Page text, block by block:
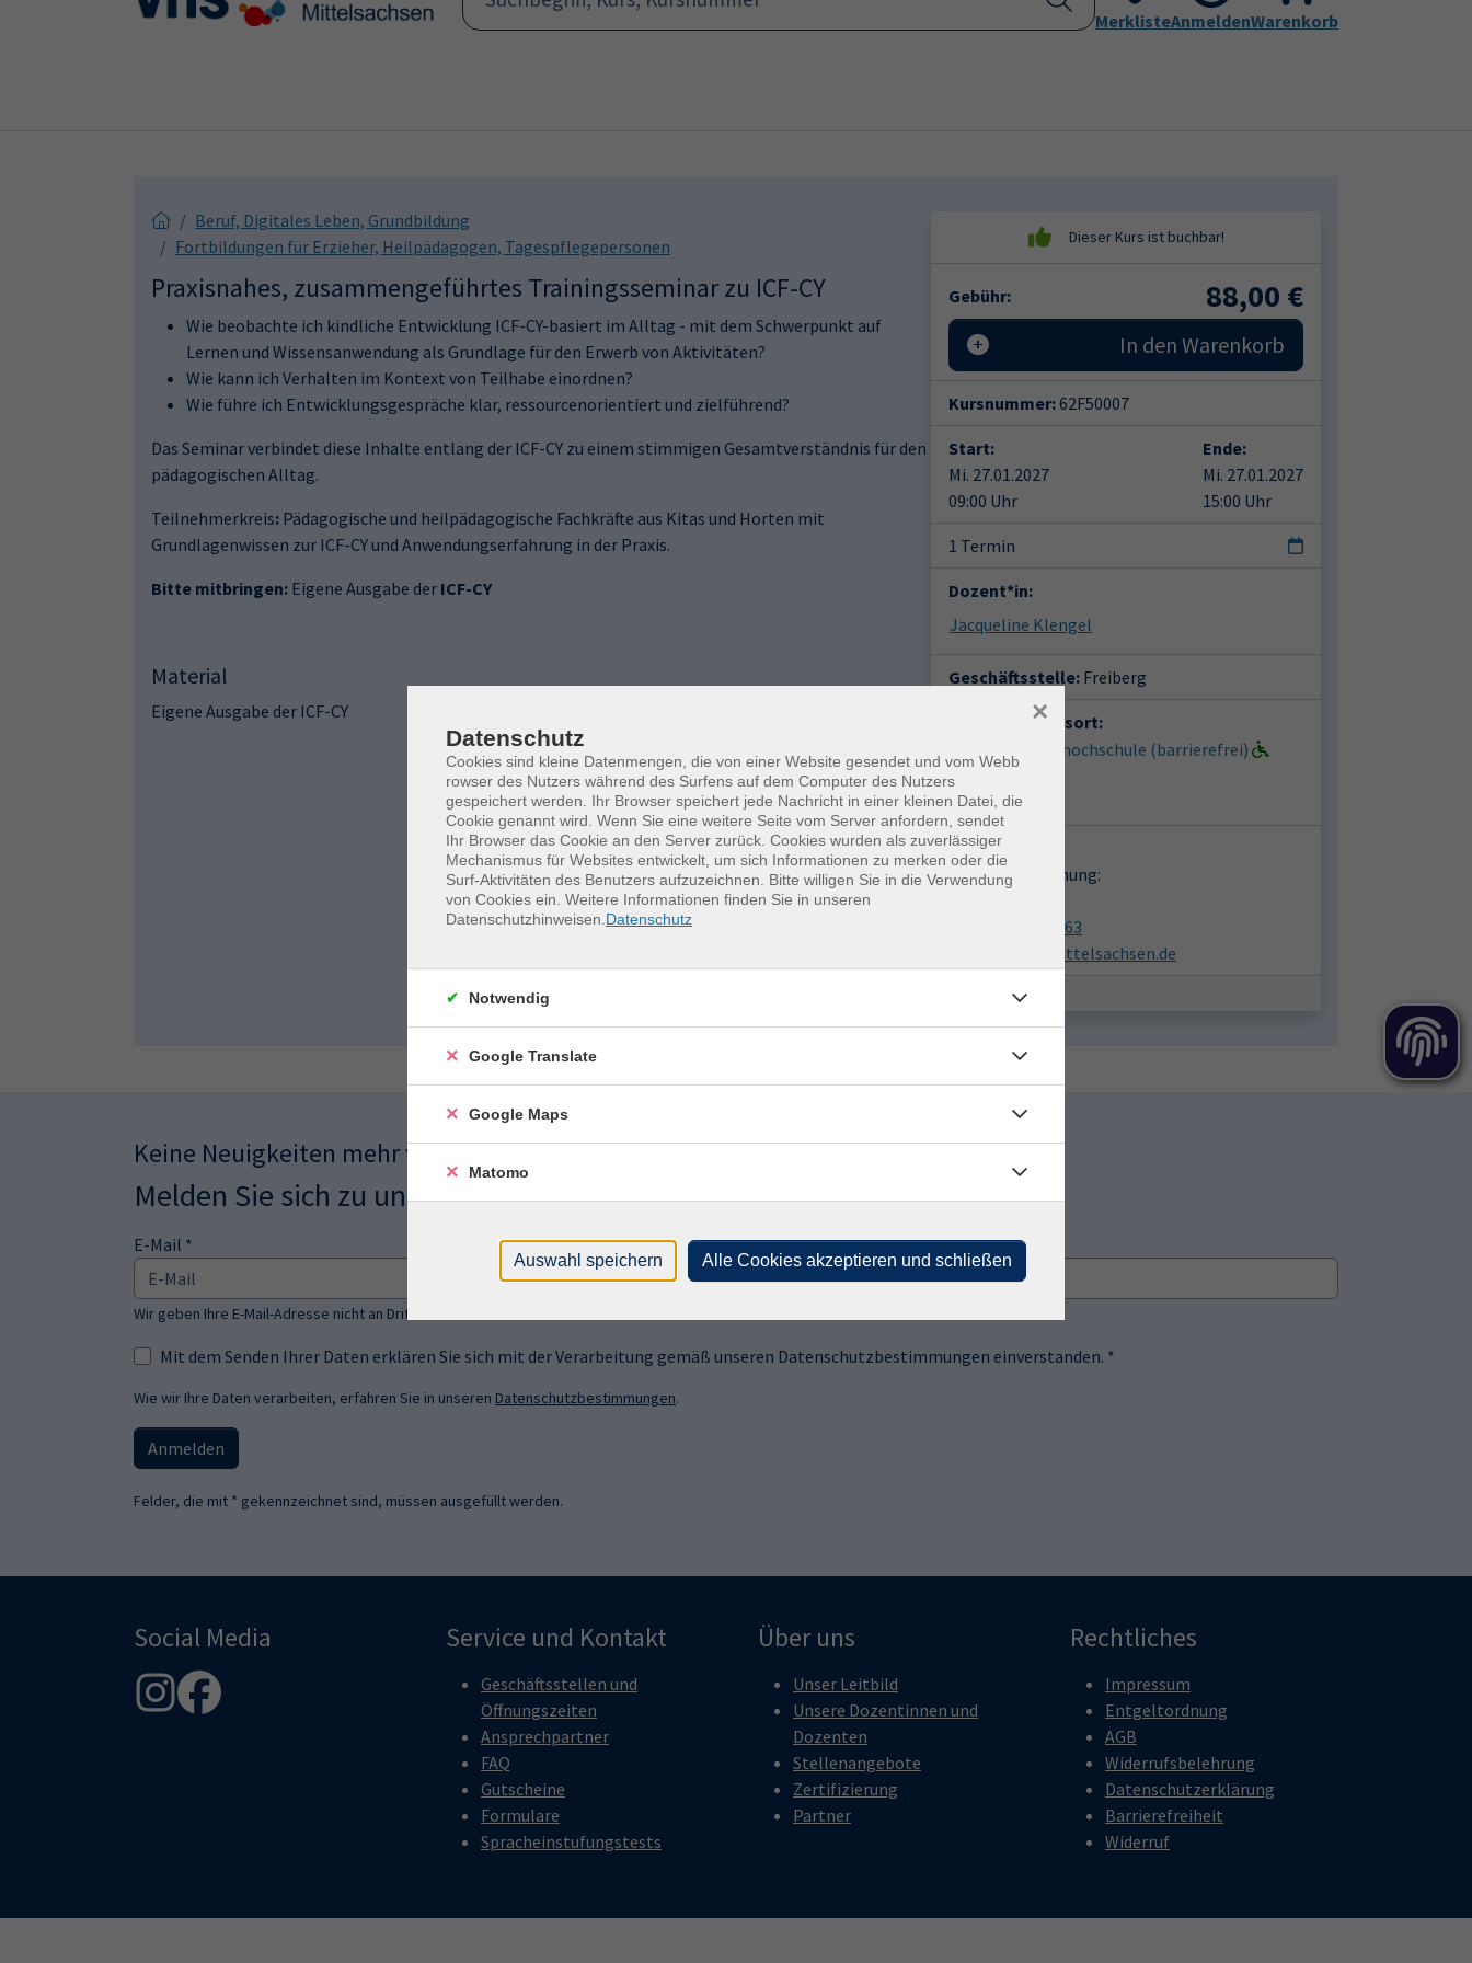
Skip to main content
Skip to page footer
Submenu for "Programm"Submenu for "Kontakt"
Aktuelles Leichte Sprache
MerklisteAnmeldenWarenkorb
Beruf, Digitales Leben, Grundbildung
Fortbildungen für Erzieher, Heilpädagogen, Tagespflegepersonen
Praxisnahes, zusammengeführtes Trainingsseminar zu ICF-CY
Wie beobachte ich kindliche Entwicklung ICF-CY-basiert im Alltag - mit dem Schwerpunkt auf
Lernen und Wissensanwendung als Grundlage für den Erwerb von Aktivitäten?
Wie kann ich Verhalten im Kontext von Teilhabe einordnen?
Wie führe ich Entwicklungsgespräche klar, ressourcenorientiert und zielführend?
Das Seminar verbindet diese Inhalte entlang der ICF-CY zu einem stimmigen Gesamtverständnis für den
pädagogischen Alltag.
Teilnehmerkreis: Pädagogische und heilpädagogische Fachkräfte aus Kitas und Horten mit
Grundlagenwissen zur ICF-CY und Anwendungserfahrung in der Praxis.
Bitte mitbringen: Eigene Ausgabe der ICF-CY
Material
Eigene Ausgabe der ICF-CY
Gebühr: 88,00 €
In den Warenkorb
Kursnummer:62F50007
Start:
Mi. 27.01.2027
09:00 Uhr
Ende:
Mi. 27.01.2027
15:00 Uhr
1 Termin
Dozent*in:
Jacqueline Klengel
Geschäftsstelle: Freiberg
Veranstaltungsort:
Freiberg, Volkshochschule (barrierefrei)
Petriplatz 3
09599 Freiberg
Kontakt:
Fragen zur Buchung:
03731 1613063
vhs@vhs-mittelsachsen.de
Keine Neuigkeiten mehr verpassen?
Melden Sie sich zu unserem Newsletter an!
E-Mail *
Wir geben Ihre E-Mail-Adresse nicht an Dritte weiter.
Mit dem Senden Ihrer Daten erklären Sie sich mit der Verarbeitung gemäß unseren Datenschutzbestimmungen einverstanden. *
Wie wir Ihre Daten verarbeiten, erfahren Sie in unseren Datenschutzbestimmungen.
Anmelden
Felder, die mit * gekennzeichnet sind, müssen ausgefüllt werden.
Social Media Service und Kontakt
Geschäftsstellen und
Öffnungszeiten
Ansprechpartner
FAQ
Gutscheine
Formulare
Spracheinstufungstests
Über uns
Unser Leitbild
Unsere Dozentinnen und
Dozenten
Stellenangebote
Zertifizierung
Partner
Rechtliches
Impressum
Entgeltordnung
AGB
Widerrufsbelehrung
Datenschutzerklärung
Barrierefreiheit
Widerruf
Datenschutz
Cookies sind kleine Datenmengen, die von einer Website gesendet und vom Webb
rowser des Nutzers während des Surfens auf dem Computer des Nutzers
gespeichert werden. Ihr Browser speichert jede Nachricht in einer kleinen Datei, die
Cookie genannt wird. Wenn Sie eine weitere Seite vom Server anfordern, sendet
Ihr Browser das Cookie an den Server zurück. Cookies wurden als zuverlässiger
Mechanismus für Websites entwickelt, um sich Informationen zu merken oder die
Surf-Aktivitäten des Benutzers aufzuzeichnen. Bitte willigen Sie in die Verwendung
von Cookies ein. Weitere Informationen finden Sie in unseren
Datenschutzhinweisen. Datenschutz
×
Notwendig
Google Translate
Google Maps
Matomo
Auswahl speichern Alle Cookies akzeptieren und schließen